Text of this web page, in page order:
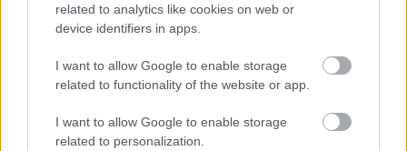
related to analytics like cookies on web or
device identifiers in apps.
I want to allow Google to enable storage
related to functionality of the website or app.
I want to allow Google to enable storage
related to personalization.
14